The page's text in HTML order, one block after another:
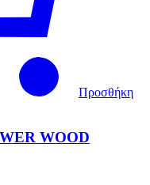
Προσθήκη
WOOD